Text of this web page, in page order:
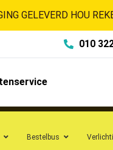
GELEVERD HOU
010
Bestelbus